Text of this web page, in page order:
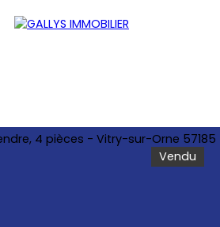
Vendu